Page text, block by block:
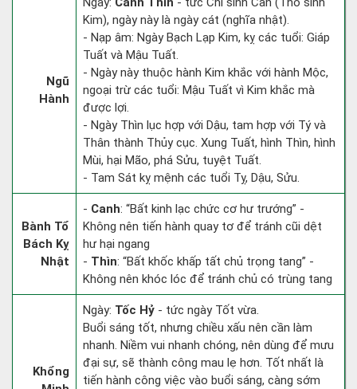
Ngũ
Hành
Kim), ngày này là ngày cát (nghĩa nhật).
- Nạp âm: Ngày Bạch Lạp Kim, kỵ các tuổi: Giáp
Tuất và Mậu Tuất.
- Ngày này thuộc hành Kim khắc với hành Mộc,
ngoại trừ các tuổi: Mậu Tuất vì Kim khắc mà
được lợi.
- Ngày Thìn lục hợp với Dậu, tam hợp với Tý và
Thân thành Thủy cục. Xung Tuất, hình Thìn, hình
Mùi, hại Mão, phá Sửu, tuyệt Tuất.
- Tam Sát kỵ mệnh các tuổi Tỵ, Dậu, Sửu.
Bành Tổ
Bách Kỵ
Nhật
- Canh: “Bất kinh lạc chức cơ hư trướng” -
Không nên tiến hành quay tơ để tránh cũi dệt
hư hại ngang
- Thìn: “Bất khốc khấp tất chủ trọng tang” -
Không nên khóc lóc để tránh chủ có trùng tang
Khổng
Ngày: Tốc Hỷ - tức ngày Tốt vừa.
Buổi sáng tốt, nhưng chiều xấu nên cần làm
nhanh. Niềm vui nhanh chóng, nên dùng để mưu
đại sự, sẽ thành công mau lẹ hơn. Tốt nhất là
tiến hành công việc vào buổi sáng, càng sớm